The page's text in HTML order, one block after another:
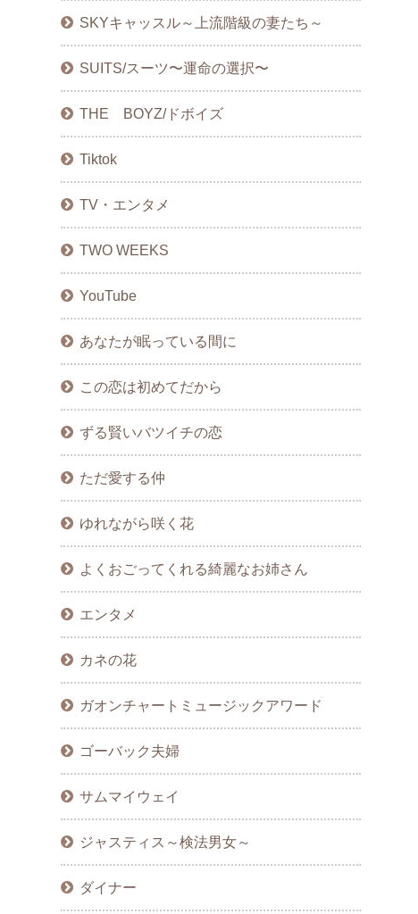
SKYキャッスル～上流階級の妻たち～
SUITS/スーツ〜運命の選択〜
THE BOYZ/ドボイズ
Tiktok
TV・エンタメ
TWO WEEKS
YouTube
あなたが眠っている間に
この恋は初めてだから
ずる賢いバツイチの恋
ただ愛する仲
ゆれながら咲く花
よくおごってくれる綺麗なお姉さん
エンタメ
カネの花
ガオンチャートミュージックアワード
ゴーバック夫婦
サムマイウェイ
ジャスティス～検法男女～
ダイナー